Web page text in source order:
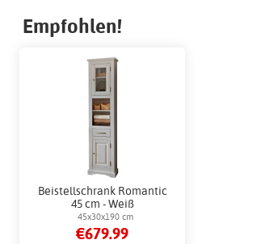
Empfohlen!
Beistellschrank Romantic
45 cm - Weiß
45x30x190 cm
€679.99